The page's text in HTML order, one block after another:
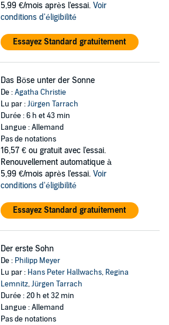
5,99 €/mois après l'essai. Voir
conditions d'éligibilité
Essayez Standard gratuitement
Das Böse unter der Sonne
De :Agatha Christie
Lu par :Jürgen Tarrach
Durée : 6 h et 43 min
Langue : Allemand
Pas de notations
16,57 € ou gratuit avec l'essai.
Renouvellement automatique à
5,99 €/mois après l'essai. Voir
conditions d'éligibilité
Essayez Standard gratuitement
Der erste Sohn
De : Philipp Meyer
Lu par : Hans Peter Hallwachs, Regina
Lemnitz,Jürgen Tarrach
Durée : 20 h et 32 min
Langue : Allemand
Pas de notations